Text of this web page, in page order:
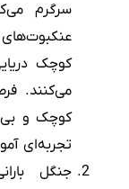
سرگرم
کوچک
می‌کنند.
کوچک و
تجربه‌ای